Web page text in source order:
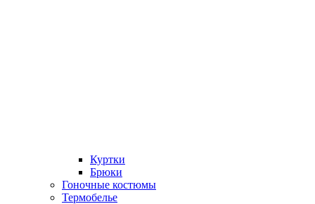
Куртки
Брюки
Гоночные костюмы
Термобелье